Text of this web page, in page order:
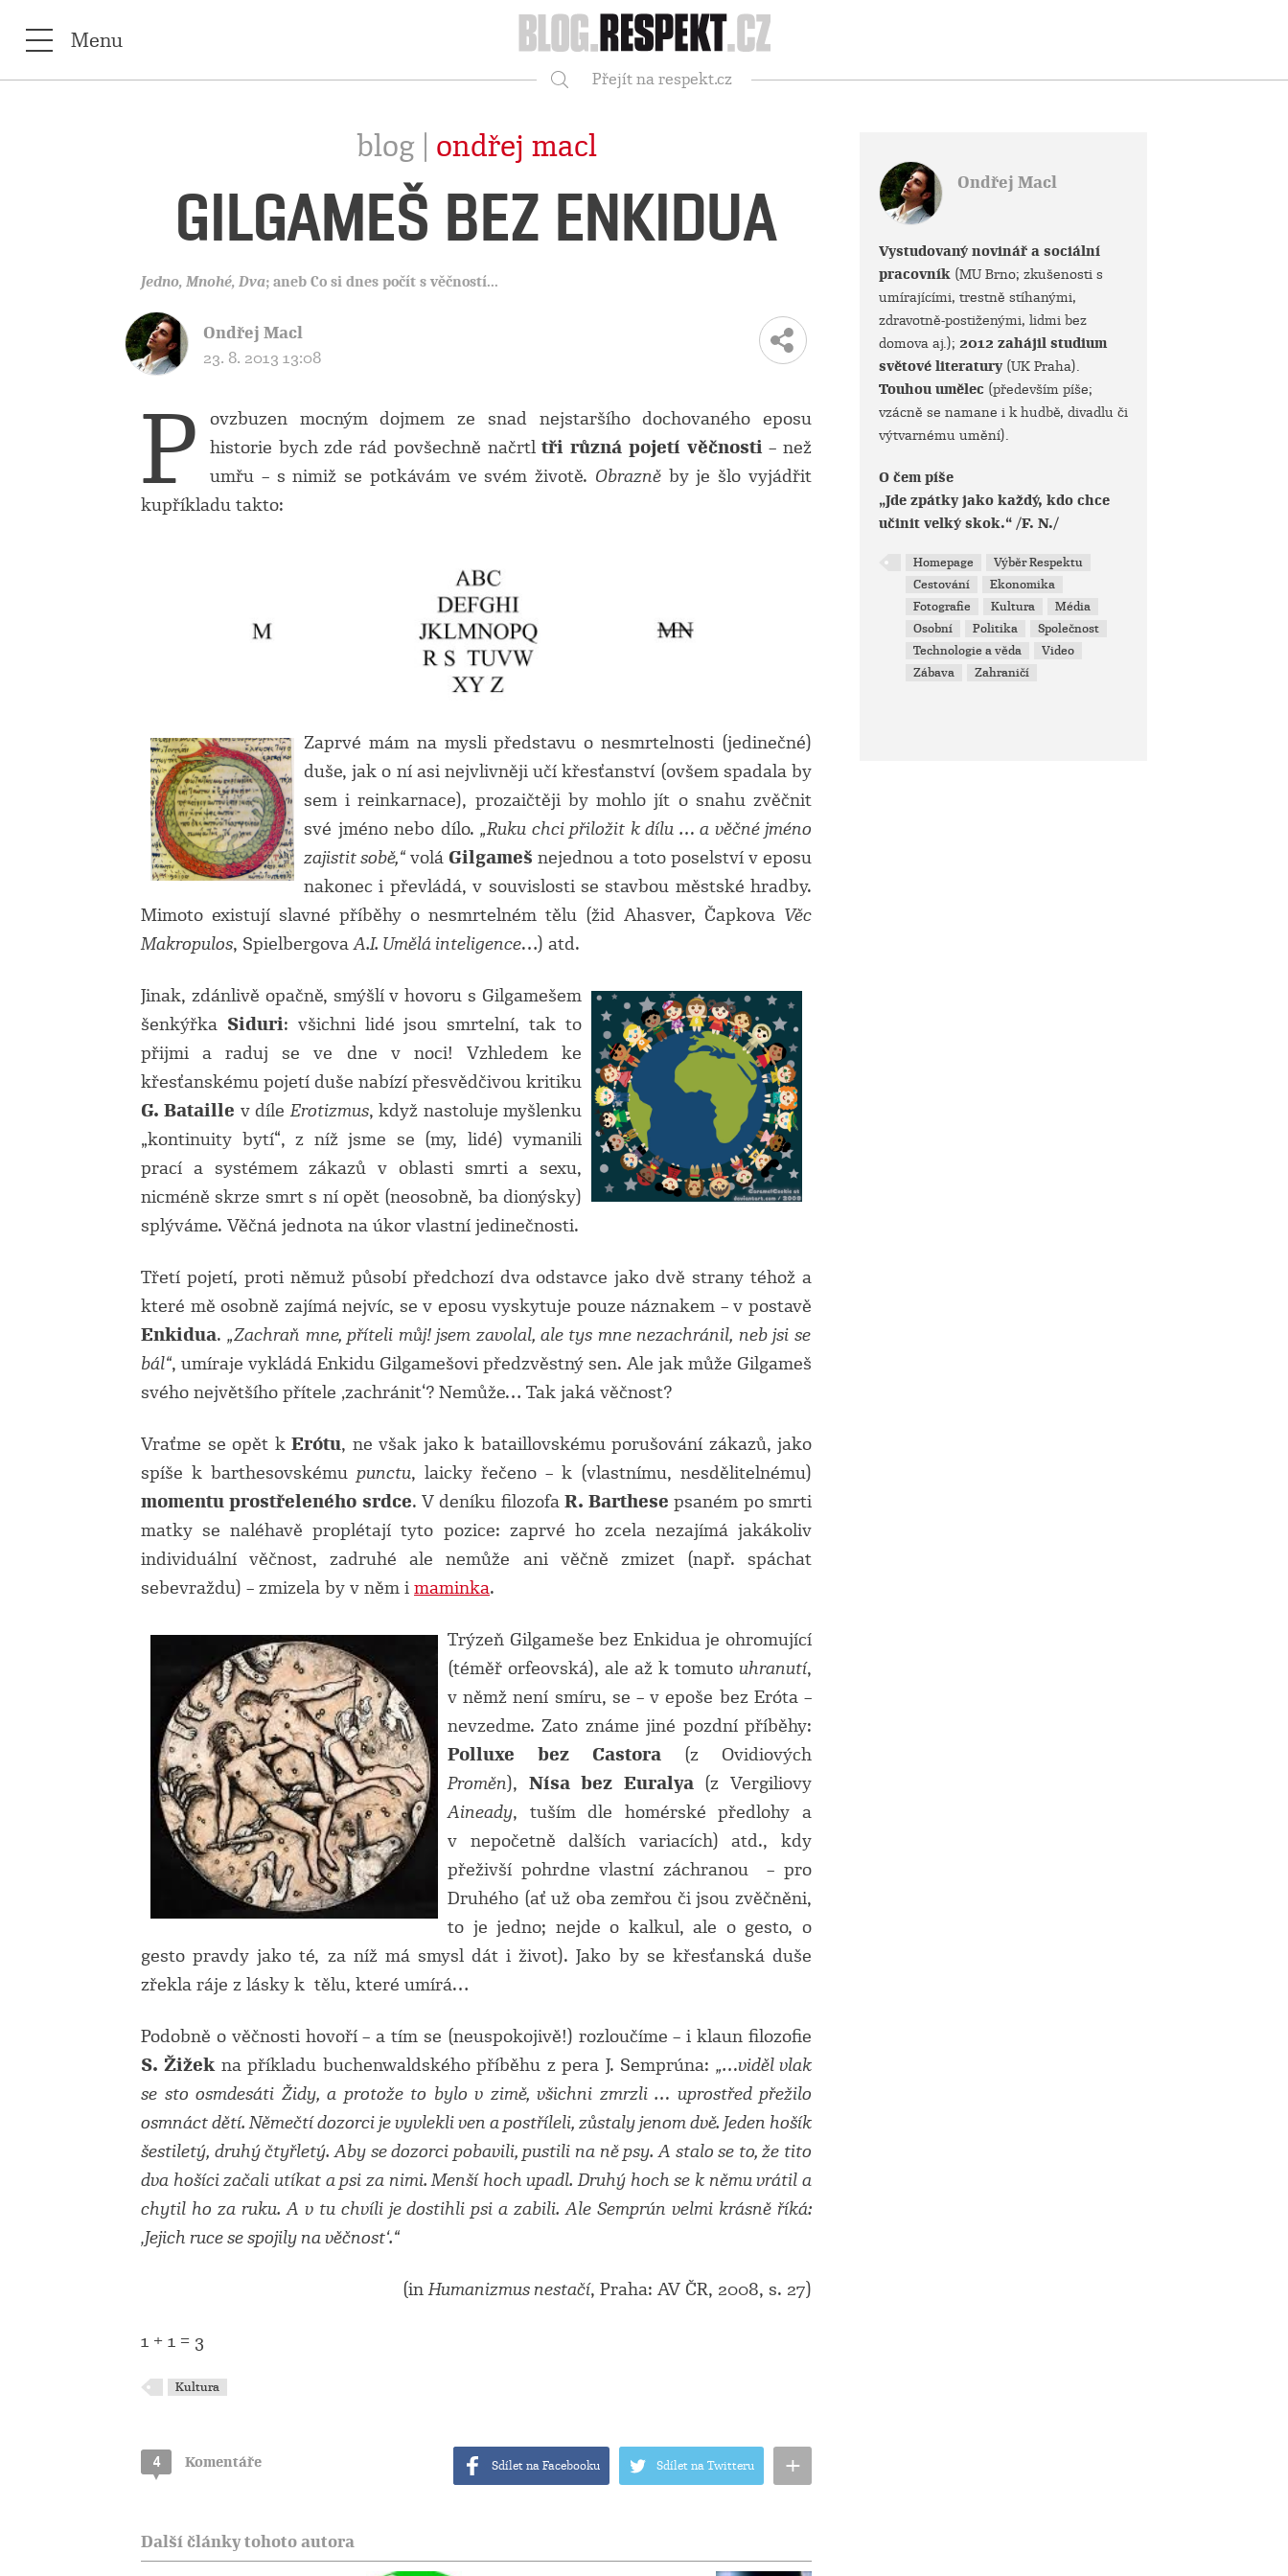
Respekt
Menu
Přejít na respekt.cz
blog | ondřej macl
GILGAMEŠ BEZ ENKIDUA
Jedno, Mnohé, Dva; aneb Co si dnes počít s věčností...
Ondřej Macl
23. 8. 2013 13:08
P
ovzbuzen mocným dojmem ze snad nejstaršího dochovaného eposu
historie bych zde rád povšechně načrtltři různá pojetí věčnosti – než
umřu – s nimiž se potkávám ve svém životě. Obrazněby je šlo vyjádřit
kupříkladu takto:
Zaprvé mám na mysli představu o nesmrtelnosti (jedinečné)
duše, jak o ní asi nejvlivněji učí křesťanství (ovšem spadala by
sem i reinkarnace), prozaičtěji by mohlo jít o snahu zvěčnit
své jméno nebo dílo. „Ruku chci přiložit k dílu … a věčné jméno
zajistit sobě,“ volá Gilgameš nejednou a toto poselství v eposu
nakonec i převládá, v souvislosti se stavbou městské hradby.
Mimoto existují slavné příběhy o nesmrtelném tělu (žid Ahasver, Čapkova Věc
Makropulos, SpielbergovaA.I. Umělá inteligence…) atd.
Jinak, zdánlivě opačně, smýšlí v hovoru s Gilgamešem
šenkýřka Siduri: všichni lidé jsou smrtelní, tak to
přijmi a raduj se ve dne v noci! Vzhledem ke
křesťanskému pojetí duše nabízí přesvědčivou kritiku
G. Bataille v díleErotizmus, když nastoluje myšlenku
„kontinuity bytí“, z níž jsme se (my, lidé) vymanili
prací a systémem zákazů v oblasti smrti a sexu,
nicméně skrze smrt s ní opět (neosobně, ba dionýsky)
splýváme. Věčná jednota na úkor vlastní jedinečnosti.
Třetí pojetí, proti němuž působí předchozí dva odstavce jako dvě strany téhož a
které mě osobně zajímá nejvíc, se v eposu vyskytuje pouze náznakem – v postavě
Enkidua.„Zachraň mne, příteli můj! jsem zavolal, ale tys mne nezachránil, neb jsi se
bál“, umíraje vykládá Enkidu Gilgamešovi předzvěstný sen. Ale jak může Gilgameš
svého největšího přítele ‚zachránit‘? Nemůže… Tak jaká věčnost?
Vraťme se opět k Erótu, ne však jako k bataillovskému porušování zákazů, jako
spíše k barthesovskému punctu, laicky řečeno – k (vlastnímu, nesdělitelnému)
momentu prostřeleného srdce. V deníku filozofa R. Barthese psaném po smrti
matky se naléhavě proplétají tyto pozice: zaprvé ho zcela nezajímá jakákoliv
individuální věčnost, zadruhé ale nemůže ani věčně zmizet (např. spáchat
sebevraždu) – zmizela by v něm i maminka.
Trýzeň Gilgameše bez Enkidua je ohromující
(téměř orfeovská), ale až k tomuto uhranutí,
v němž není smíru, se – v epoše bez Eróta –
nevzedme. Zato známe jiné pozdní příběhy:
Polluxe bez Castora (z Ovidiových
Proměn), Nísa bez Euralya(z Vergiliovy
Aineady, tuším dle homérské předlohy a
v nepočetně dalších variacích) atd., kdy
přeživší pohrdne vlastní záchranou – pro
Druhého (ať už oba zemřou či jsou zvěčněni,
to je jedno; nejde o kalkul, ale o gesto, o
gesto pravdy jako té, za níž má smysl dát i život). Jako by se křesťanská duše
zřekla ráje z lásky k tělu, které umírá…
Podobně o věčnosti hovoří – a tím se (neuspokojivě!) rozloučíme – i klaun filozofie
S. Žižekna příkladu buchenwaldského příběhu z pera J. Semprúna: „…viděl vlak
se sto osmdesáti Židy, a protože to bylo v zimě, všichni zmrzli … uprostřed přežilo
osmnáct dětí. Němečtí dozorci je vyvlekli ven a postříleli, zůstaly jenom dvě. Jeden hošík
šestiletý, druhý čtyřletý. Aby se dozorci pobavili, pustili na ně psy. A stalo se to, že tito
dva hošíci začali utíkat a psi za nimi. Menší hoch upadl. Druhý hoch se k němu vrátil a
chytil ho za ruku. A v tu chvíli je dostihli psi a zabili. Ale Semprún velmi krásně říká:
‚Jejich ruce se spojily na věčnost‘.“
(inHumanizmus nestačí, Praha: AV ČR, 2008, s. 27)
1 + 1 = 3
Kultura
4 Komentáře +
Sdílet na Twitteru
Sdílet na Facebooku
Další články tohoto autora
Ondřej Macl
Vystudovaný novinář a sociální
pracovník (MU Brno; zkušenosti s
umírajícími, trestně stíhanými,
zdravotně-postiženými, lidmi bez
domova aj.); 2012 zahájil studium
světové literatury (UK Praha).
Touhou umělec (především píše;
vzácně se namane i k hudbě, divadlu či
výtvarnému umění).
O čem píše
„Jde zpátky jako každý, kdo chce
učinit velký skok.“ /F. N./
Homepage
Výběr Respektu
Cestování
Ekonomika
Fotografie
Kultura
Média
Osobní
Politika
Společnost
Technologie a věda
Video
Zábava
Zahraničí